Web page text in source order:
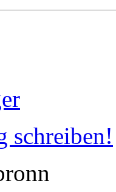
schreiben!